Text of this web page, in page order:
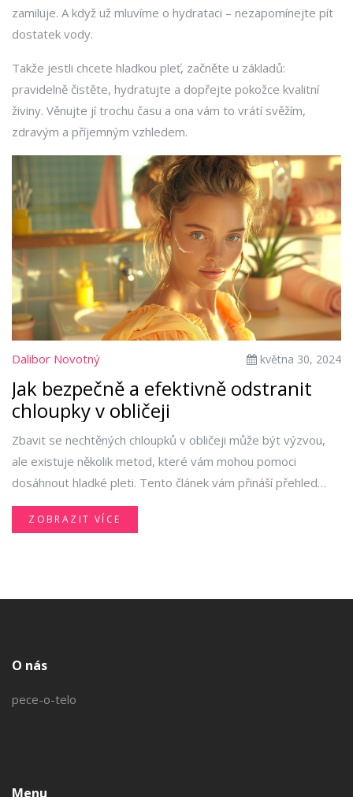
zamiluje. A když už mluvíme o hydrataci – nezapomínejte pít
dostatek vody.
Takže jestli chcete hladkou pleť, začněte u základů:
pravidelně čistěte, hydratujte a dopřejte pokožce kvalitní
živiny. Věnujte jí trochu času a ona vám to vrátí svěžím,
zdravým a příjemným vzhledem.
Dalibor Novotný května 30, 2024
Jak bezpečně a efektivně odstranit
chloupky v obličeji
Zbavit se nechtěných chloupků v obličeji může být výzvou,
ale existuje několik metod, které vám mohou pomoci
dosáhnout hladké pleti. Tento článek vám přináší přehled
různých technik od depilace až po laserové ošetření, spolu s
tipy na minimalizaci podráždění a udržení pleti zdravé.
ZOBRAZIT VÍCE
O nás
pece-o-telo
Menu